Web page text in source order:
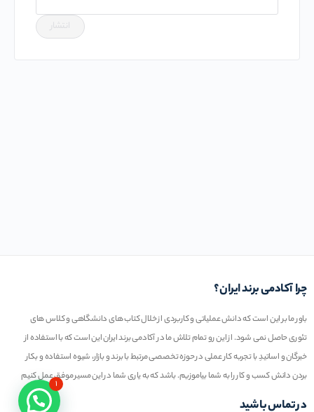
چرا آکادمی برند ایران؟
باور ما بر این است که دانش عملیاتی و کاربردی از خلال کتاب های دانشگاهی و کلاس های
تئوری حاصل نمی شود. از این رو تمام تلاش ما در آکادمی برند ایران این است که با استفاده از
خبرگان و اساتیدِ با تجربه کار عملی در حوزه تخصصی مرتبط با برند و بازار، شیوه استفاده و بکار
بردن دانش کسب و کار را به شما بیاموزیم. باشد که به یاری شما در این مسیر موفق عمل کنیم
در تماس باشید
۱